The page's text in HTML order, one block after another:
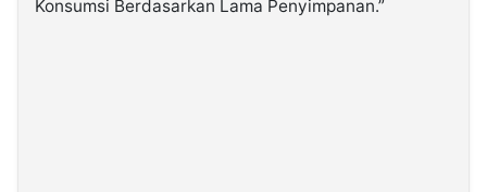
Konsumsi Berdasarkan Lama Penyimpanan.”